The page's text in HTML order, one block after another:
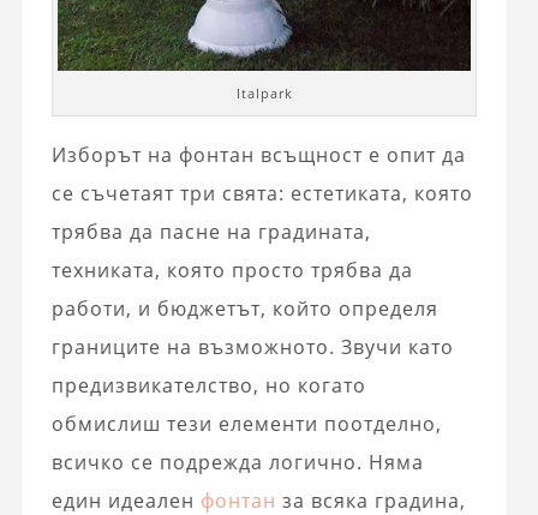
Italpark
Изборът на фонтан всъщност е опит да
се съчетаят три свята: естетиката, която
трябва да пасне на градината,
техниката, която просто трябва да
работи, и бюджетът, който определя
границите на възможното. Звучи като
предизвикателство, но когато
обмислиш тези елементи поотделно,
всичко се подрежда логично. Няма
един идеален фонтан за всяка градина,